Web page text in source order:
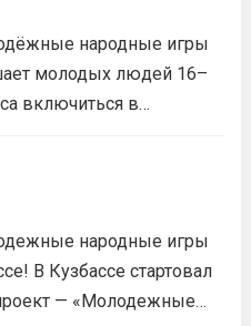
Возьми
личность,
форму и воду. На
народные игры
молодых людей 16–
включиться в
и регионального
ГТО сочетаются
силовыми шоу и
надувными
народные игры
В Кузбассе стартовал
— «Молодежные